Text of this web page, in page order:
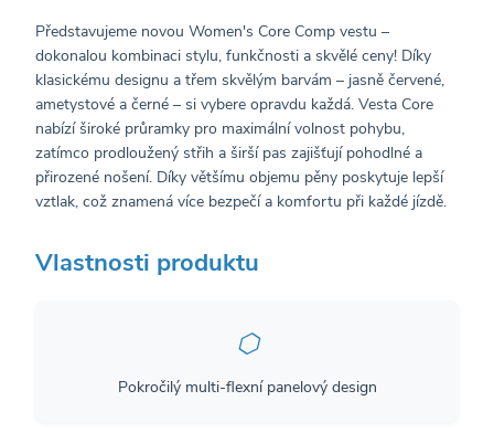
Představujeme novou Women's Core Comp vestu –
dokonalou kombinaci stylu, funkčnosti a skvělé ceny! Díky
klasickému designu a třem skvělým barvám – jasně červené,
ametystové a černé – si vybere opravdu každá. Vesta Core
nabízí široké průramky pro maximální volnost pohybu,
zatímco prodloužený střih a širší pas zajišťují pohodlné a
přirozené nošení. Díky většímu objemu pěny poskytuje lepší
vztlak, což znamená více bezpečí a komfortu při každé jízdě.
Vlastnosti produktu
⬡
Pokročilý multi-flexní panelový design